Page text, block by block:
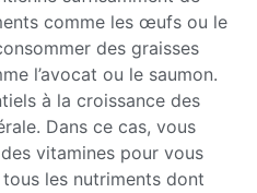
comme les œufs ou le
des graisses
l’avocat ou le saumon.
à la croissance des
Dans ce cas, vous
vitamines pour vous
les nutriments dont